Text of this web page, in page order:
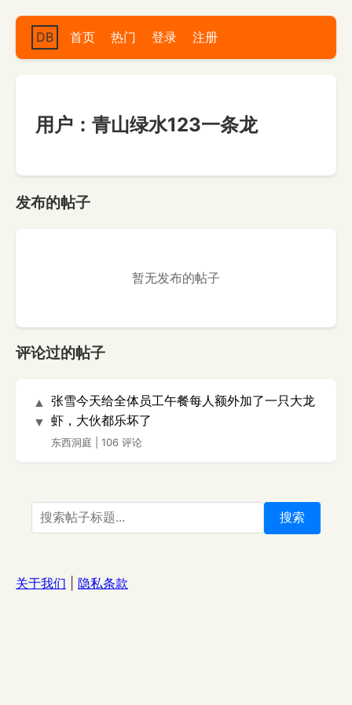
DB 首页 热门 登录 注册
用户：青山绿水123一条龙
发布的帖子
暂无发布的帖子
评论过的帖子
▲
▼
张雪今天给全体员工午餐每人额外加了一只大龙
虾，大伙都乐坏了
东西洞庭 106 评论
搜索
关于我们 隐私条款